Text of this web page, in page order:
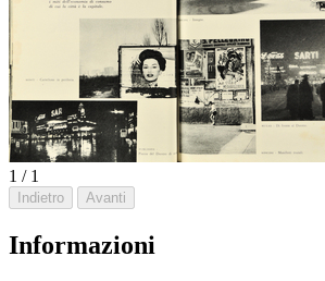
1 / 1
Indietro Avanti
Informazioni